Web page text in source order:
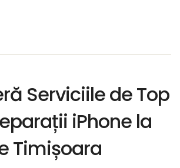
Serviciile de Top
iPhone la
Timișoara